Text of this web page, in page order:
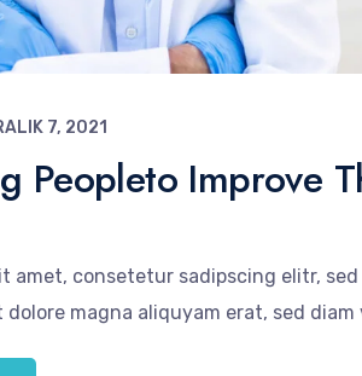
7, 2021
Peopleto Improve
amet, consetetur sadipscing elitr,
magna aliquyam erat, sed diam